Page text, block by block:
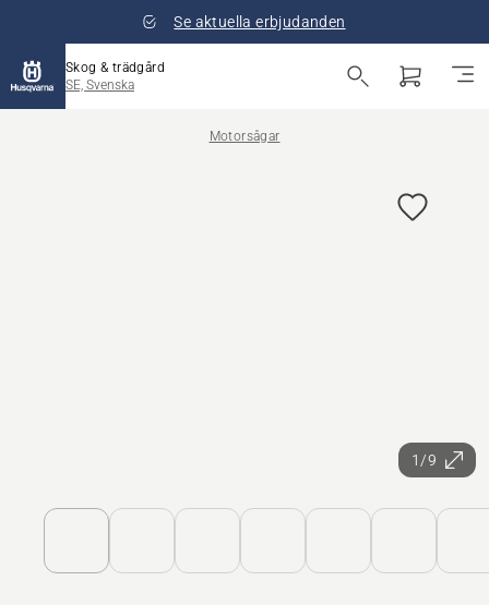
Se aktuella erbjudanden
Skog & trädgård
SE, Svenska
Motorsågar
1/9